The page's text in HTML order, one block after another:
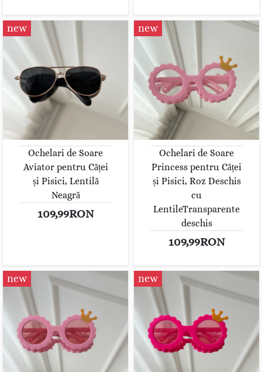
new
Ochelari de Soare
Aviator pentru Căței
și Pisici, Lentilă
Neagră
109,99RON
new
Ochelari de Soare
Princess pentru Căței
și Pisici, Roz Deschis
cu
LentileTransparente
deschis
109,99RON
new new